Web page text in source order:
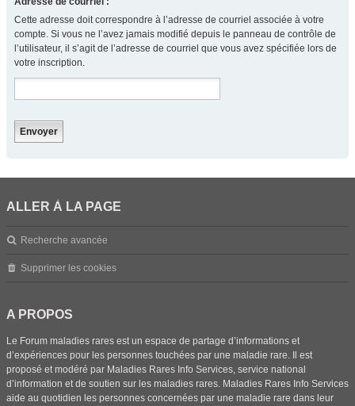
Cette adresse doit correspondre à l’adresse de courriel associée à votre
compte. Si vous ne l’avez jamais modifié depuis le panneau de contrôle de
l’utilisateur, il s’agit de l’adresse de courriel que vous avez spécifiée lors de
votre inscription.
ALLER À LA PAGE
Recherche avancée
Supprimer les cookies
A PROPOS
Le Forum maladies rares est un espace de partage d’informations et
d’expériences pour les personnes touchées par une maladie rare. Il est
proposé et modéré par Maladies Rares Info Services, service national
d’information et de soutien sur les maladies rares. Maladies Rares Info Services
aide au quotidien les personnes concernées par une maladie rare dans leur